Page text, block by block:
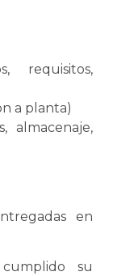
requisitos,
a planta)
almacenaje,
en
su